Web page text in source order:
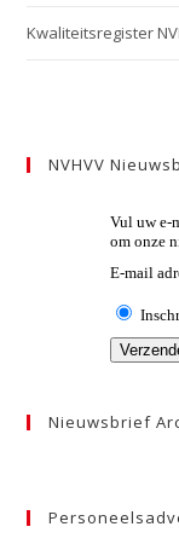
Kwaliteitsregister
NVHVV
Nieuwsbrief